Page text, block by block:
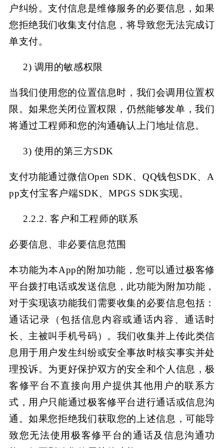
户纠纷。支付信息是维修服务的必要信息，如果
您拒绝我们收集支付信息，将导致您无法完成订
单支付。
2) 调用的敏感权限
当我们使用您的位置信息时，我们会调用位置权
限。如果您关闭位置权限，仍然能够发单，我们
将通过工程师和您的沟通确认上门地址信息。
3) 使用的第三方SDK
支付功能通过微信Open SDK、QQ钱包SDK、A
pp支付宝客户端SDK、MPGS SDK实现。
2.2.2. 客户和工程师的联系
必要信息、非必要信息范围
本功能为本App的附加功能，您可以通过极客修
平台拨打电话或发送信息，此功能为附加功能，
对于实现该功能我们需要收集的必要信息包括：
通话记录（包括信息内容或通话内容、通话时
长、主被叫手机号码）。我们收集并上传此类信
息用于用户发生纠纷或安全事故时核实事实并处
理投诉。为更好保护双方的安全和个人信息，极
客修平台不直接向用户提供其他用户的联系方
式，用户只能通过极客修平台进行通话或信息沟
通。如果您拒绝我们获取您的上述信息，可能导
致您无法使用极客修平台的通话及信息沟通功